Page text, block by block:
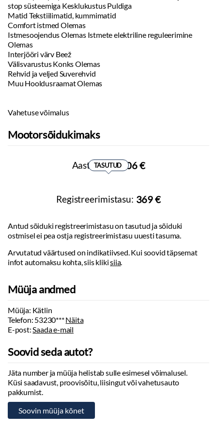
stop süsteemiga Kesklukustus Puldiga
Matid Tekstiilimatid, kummimatid
Comfort istmed Olemas
Istmesoojendus Olemas Istmete elektriline reguleerimine
Olemas
Interjööri värv Beež
Välisvarustus Konks Olemas
Rehvid ja veljed Suverehvid
Muu Hooldusraamat Olemas
Vahetuse võimalus
Mootorsõidukimaks
Aastamaks: 106 €
Registreerimistasu: 369 €
TASUTUD
Antud sõiduki registreerimistasu on tasutud ja sõiduki
ostmisel ei pea ostja registreerimistasu uuesti tasuma.
Arvutatud väärtused on indikatiivsed. Kui soovid täpsemat
infot automaksu kohta, siis klikisiia.
Müüja andmed
Müüja: Kätlin
Telefon: 53230***Näita
E-post:Saada e-mail
Soovid seda autot?
Jäta number ja müüja helistab sulle esimesel võimalusel.
Küsi saadavust, proovisõitu, liisingut või vahetusauto
pakkumist.